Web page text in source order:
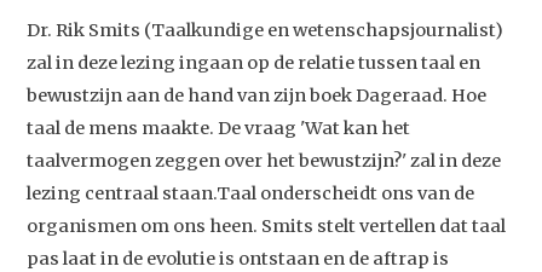
Dr. Rik Smits (Taalkundige en wetenschapsjournalist)
zal in deze lezing ingaan op de relatie tussen taal en
bewustzijn aan de hand van zijn boek Dageraad. Hoe
taal de mens maakte. De vraag 'Wat kan het
taalvermogen zeggen over het bewustzijn?' zal in deze
lezing centraal staan.Taal onderscheidt ons van de
organismen om ons heen. Smits stelt vertellen dat taal
pas laat in de evolutie is ontstaan en de aftrap is